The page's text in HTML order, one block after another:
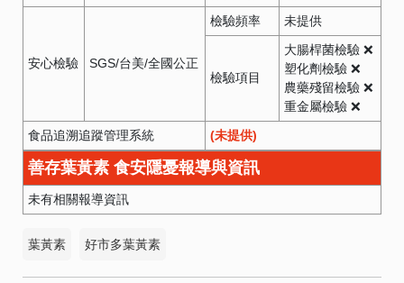
安心檢驗 SGS/台美/全國公正
檢驗頻率 未提供
檢驗項目
大腸桿菌檢驗 ❌
塑化劑檢驗 ❌
農藥殘留檢驗 ❌
重金屬檢驗 ❌
食品追溯追蹤管理系統
(未提供)
善存葉黃素 食安隱憂報導與資訊
未有相關報導資訊
葉黃素 好市多葉黃素